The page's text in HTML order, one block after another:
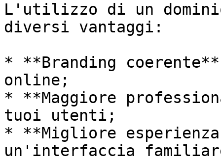
L'utilizzo di un
diversi vantaggi:
* **Branding
online;
* **Maggiore
tuoi utenti;
* **Migliore
un'interfaccia